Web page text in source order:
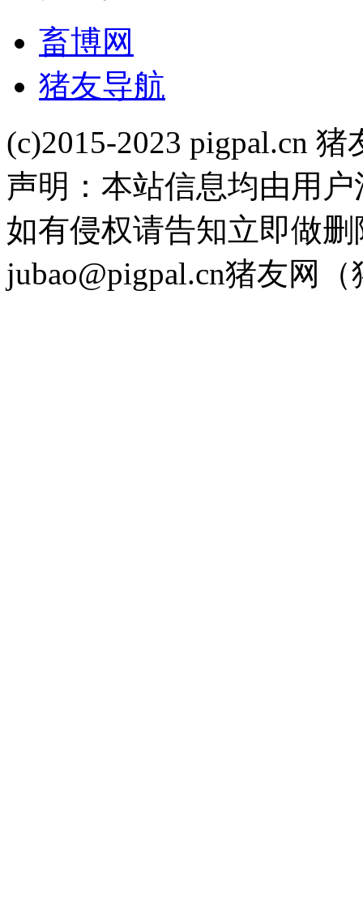
转基因大豆的前世今生，到底有怎样优势和不足？
畜博网
猪友导航
(c)2015-2023 pigpal.cn 猪
声明：本站信息均由用
如有侵权请告知立即做
jubao@pigpal.cn猪友网（